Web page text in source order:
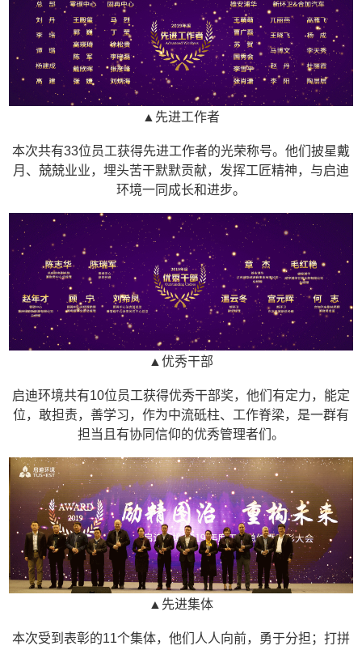
▲先进工作者
本次共有33位员工获得先进工作者的光荣称号。他们披星戴
月、兢兢业业，埋头苦干默默贡献，发挥工匠精神，与启迪
环境一同成长和进步。
▲优秀干部
启迪环境共有10位员工获得优秀干部奖，他们有定力，能定
位，敢担责，善学习，作为中流砥柱、工作脊梁，是一群有
担当且有协同信仰的优秀管理者们。
▲先进集体
本次受到表彰的11个集体，他们人人向前，勇于分担；打拼